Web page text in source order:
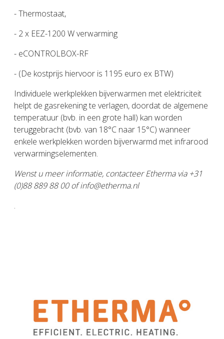
- Thermostaat,
- 2 x EEZ-1200 W verwarming
- eCONTROLBOX-RF
- (De kostprijs hiervoor is 1195 euro ex BTW)
Individuele werkplekken bijverwarmen met elektriciteit
helpt de gasrekening te verlagen, doordat de algemene
temperatuur (bvb. in een grote hall) kan worden
teruggebracht (bvb. van 18°C naar 15°C) wanneer
enkele werkplekken worden bijverwarmd met infrarood
verwarmingselementen.
Wenst u meer informatie, contacteer Etherma via +31
(0)88 889 88 00 of info@etherma.nl
.